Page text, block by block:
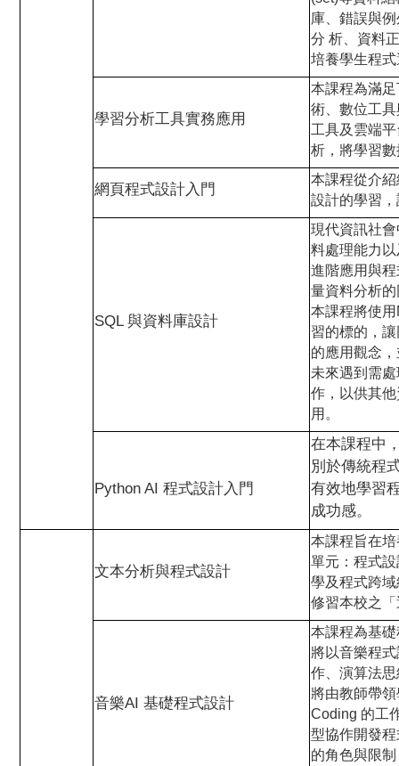
庫、錯誤與
分 析、資料
培養學生程
學習分析工具實務應用
本課程為滿
術、數位工
工具及雲端
析，將學習
網頁程式設計入門
本課程從介
設計的學習
SQL 與資料庫設計
現代資訊社
料處理能力
進階應用與
量資料分析
本課程將使
習的標的，
的應用觀念
未來遇到需
作，以供其
用。
Python AI 程式設計入門
在本課程中
別於傳統程
有效地學習
成功感。
文本分析與程式設計
本課程旨在
單元：程式
學及程式跨
修習本校之
音樂AI 基礎程式設計
本課程為基
將以音樂程
作、演算法
將由教師帶
Coding 的工
型協作開發
的角色與限